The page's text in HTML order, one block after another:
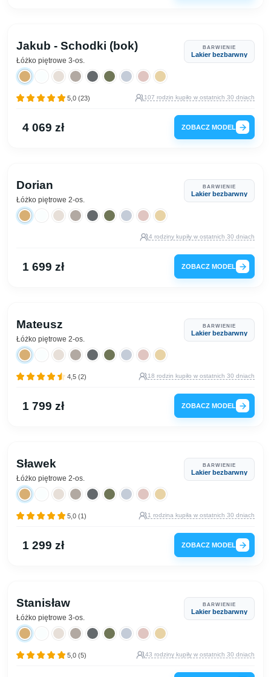
Jakub - Schodki (bok)
Łóżko piętrowe 3-os.
BARWIENIE
Lakier bezbarwny
5,0 (23) 107 rodzin kupiło w ostatnich 30 dniach
4 069 zł ZOBACZ MODEL
Dorian
Łóżko piętrowe 2-os.
BARWIENIE
Lakier bezbarwny
4 rodziny kupiły w ostatnich 30 dniach
1 699 zł ZOBACZ MODEL
Mateusz
Łóżko piętrowe 2-os.
BARWIENIE
Lakier bezbarwny
4,5 (2) 18 rodzin kupiło w ostatnich 30 dniach
1 799 zł ZOBACZ MODEL
Sławek
Łóżko piętrowe 2-os.
BARWIENIE
Lakier bezbarwny
5,0 (1) 1 rodzina kupiła w ostatnich 30 dniach
1 299 zł ZOBACZ MODEL
Stanisław
Łóżko piętrowe 3-os.
BARWIENIE
Lakier bezbarwny
5,0 (5) 43 rodziny kupiły w ostatnich 30 dniach